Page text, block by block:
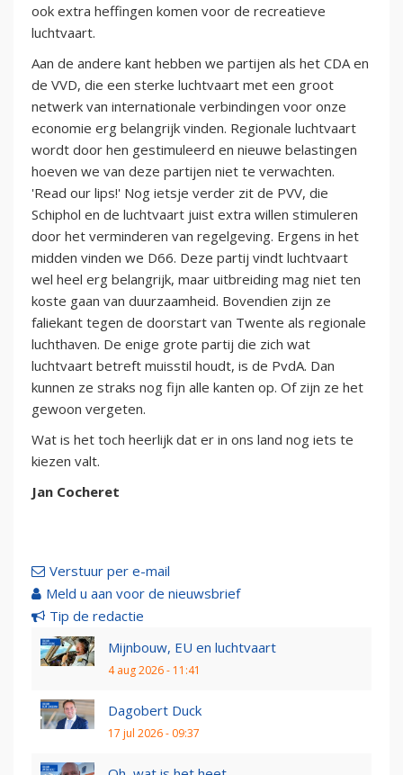
ook extra heffingen komen voor de recreatieve
luchtvaart.
Aan de andere kant hebben we partijen als het CDA en
de VVD, die een sterke luchtvaart met een groot
netwerk van internationale verbindingen voor onze
economie erg belangrijk vinden. Regionale luchtvaart
wordt door hen gestimuleerd en nieuwe belastingen
hoeven we van deze partijen niet te verwachten.
'Read our lips!' Nog ietsje verder zit de PVV, die
Schiphol en de luchtvaart juist extra willen stimuleren
door het verminderen van regelgeving. Ergens in het
midden vinden we D66. Deze partij vindt luchtvaart
wel heel erg belangrijk, maar uitbreiding mag niet ten
koste gaan van duurzaamheid. Bovendien zijn ze
faliekant tegen de doorstart van Twente als regionale
luchthaven. De enige grote partij die zich wat
luchtvaart betreft muisstil houdt, is de PvdA. Dan
kunnen ze straks nog fijn alle kanten op. Of zijn ze het
gewoon vergeten.
Wat is het toch heerlijk dat er in ons land nog iets te
kiezen valt.
Jan Cocheret
Verstuur per e-mail
Meld u aan voor de nieuwsbrief
Tip de redactie
Mijnbouw, EU en luchtvaart
4 aug 2026 - 11:41
Dagobert Duck
17 jul 2026 - 09:37